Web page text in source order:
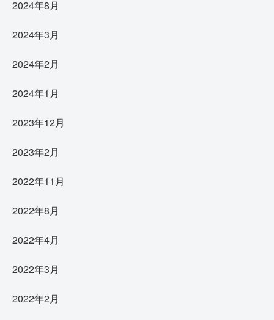
2024年8月
2024年3月
2024年2月
2024年1月
2023年12月
2023年2月
2022年11月
2022年8月
2022年4月
2022年3月
2022年2月